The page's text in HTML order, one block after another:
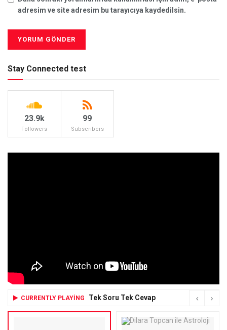
adresim ve site adresim bu tarayıcıya kaydedilsin.
Stay Connected test
23.9k
Followers
99
Subscribers
CURRENTLY PLAYING Tek Soru Tek Cevap